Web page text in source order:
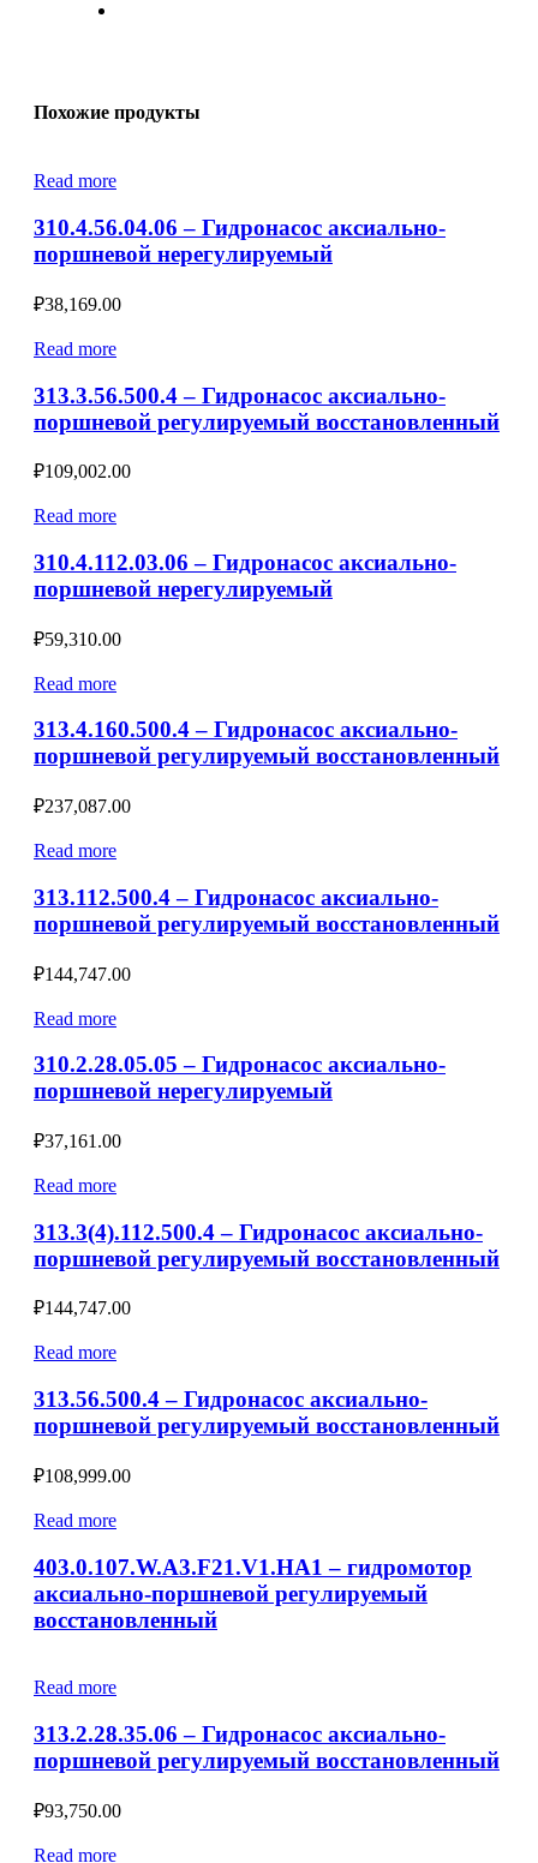
Похожие продукты
Read more
310.4.56.04.06 – Гидронасос аксиально-
поршневой нерегулируемый
₽38,169.00
Read more
313.3.56.500.4 – Гидронасос аксиально-
поршневой регулируемый восстановленный
₽109,002.00
Read more
310.4.112.03.06 – Гидронасос аксиально-
поршневой нерегулируемый
₽59,310.00
Read more
313.4.160.500.4 – Гидронасос аксиально-
поршневой регулируемый восстановленный
₽237,087.00
Read more
313.112.500.4 – Гидронасос аксиально-
поршневой регулируемый восстановленный
₽144,747.00
Read more
310.2.28.05.05 – Гидронасос аксиально-
поршневой нерегулируемый
₽37,161.00
Read more
313.3(4).112.500.4 – Гидронасос аксиально-
поршневой регулируемый восстановленный
₽144,747.00
Read more
313.56.500.4 – Гидронасос аксиально-
поршневой регулируемый восстановленный
₽108,999.00
Read more
403.0.107.W.A3.F21.V1.HA1 – гидромотор
аксиально-поршневой регулируемый
восстановленный
Read more
313.2.28.35.06 – Гидронасос аксиально-
поршневой регулируемый восстановленный
₽93,750.00
Read more